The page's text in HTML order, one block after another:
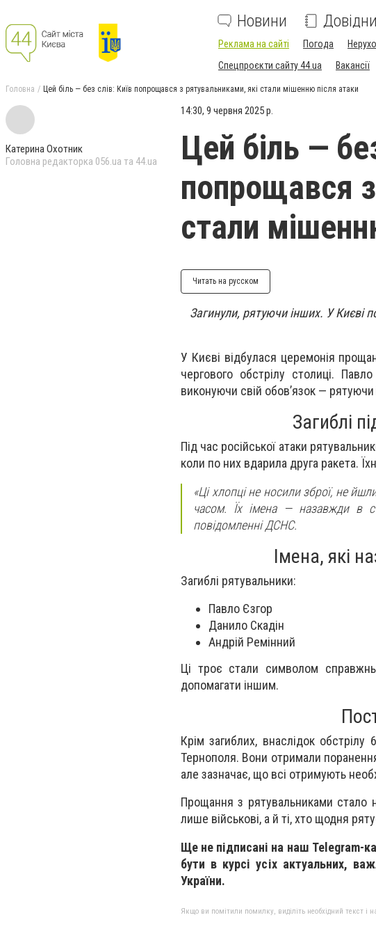
Новини
Реклама на сайті Погода
Спецпроєкти сайту 44.ua
Вакансії
Головна Цей біль — без слів: Київ попрощався з рятувальниками, які стали мішенню після атаки
Катерина Охотник
Головна редакторка 056.ua та 44.ua
14:30, 9 червня 2025 р.
Цей біль —
попрощався
стали
Читать на русском
Загинули, рятуючи інших. У Києві
У Києві відбулася церемонія
чергового обстрілу столиці.
виконуючи свій обов’язок —
Загиблі
Під час російської атаки
коли по них вдарила друга ракета.
«Ці хлопці не носили зброї, не
часом. Їх імена — назавжди в
повідомленні ДСНС.
Імена, які
Загиблі рятувальники:
Павло Єзгор
Данило Скадін
Андрій Ремінний
Ці троє стали символом
допомагати іншим.
Крім загиблих, внаслідок
Тернополя. Вони отримали
але зазначає, що всі отримують
Прощання з рятувальниками стало
лише військові, а й ті, хто щодня
Ще не підписані на наш Telegram-
бути в курсі усіх актуальних,
України.
Якщо ви помітили помилку, виділіть необхідний текст і